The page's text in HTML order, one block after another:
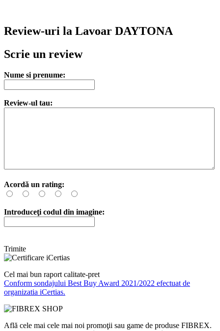
Review-uri la Lavoar DAYTONA
Scrie un review
Nume si prenume:
Review-ul tau:
Acordă un rating:
Introduceţi codul din imagine:
Trimite
Cel mai bun raport calitate-pret
Conform sondajului Best Buy Award 2021/2022 efectuat de
organizatia iCertias.
Află cele mai cele mai noi promoţii sau game de produse FIBREX.